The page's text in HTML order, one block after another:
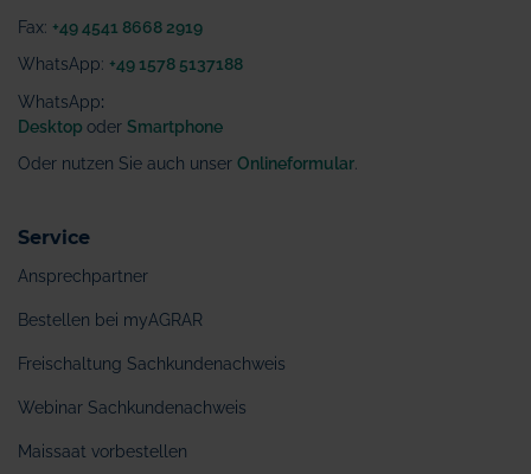
Fax: +49 4541 8668 2919
WhatsApp: +49 1578 5137188
WhatsApp:
Desktop oder Smartphone
Oder nutzen Sie auch unser Onlineformular
Service
Ansprechpartner
Bestellen bei myAGRAR
Freischaltung Sachkundenachweis
Webinar Sachkundenachweis
Maissaat vorbestellen